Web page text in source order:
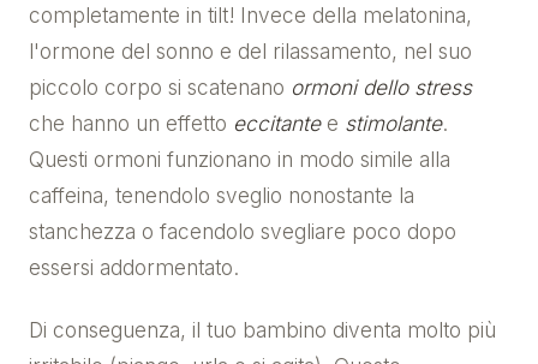
completamente in tilt! Invece della melatonina,
l'ormone del sonno e del rilassamento, nel suo
piccolo corpo si scatenano ormoni dello stress
che hanno un effetto eccitantee stimolante.
Questi ormoni funzionano in modo simile alla
caffeina, tenendolo sveglio nonostante la
stanchezza o facendolo svegliare poco dopo
essersi addormentato.
Di conseguenza, il tuo bambino diventa molto più